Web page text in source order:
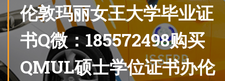
伦敦玛丽女王大学毕业证
书Q微：185572498购买
QMUL硕士学位证书办伦